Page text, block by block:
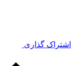
اشتراک گذاری